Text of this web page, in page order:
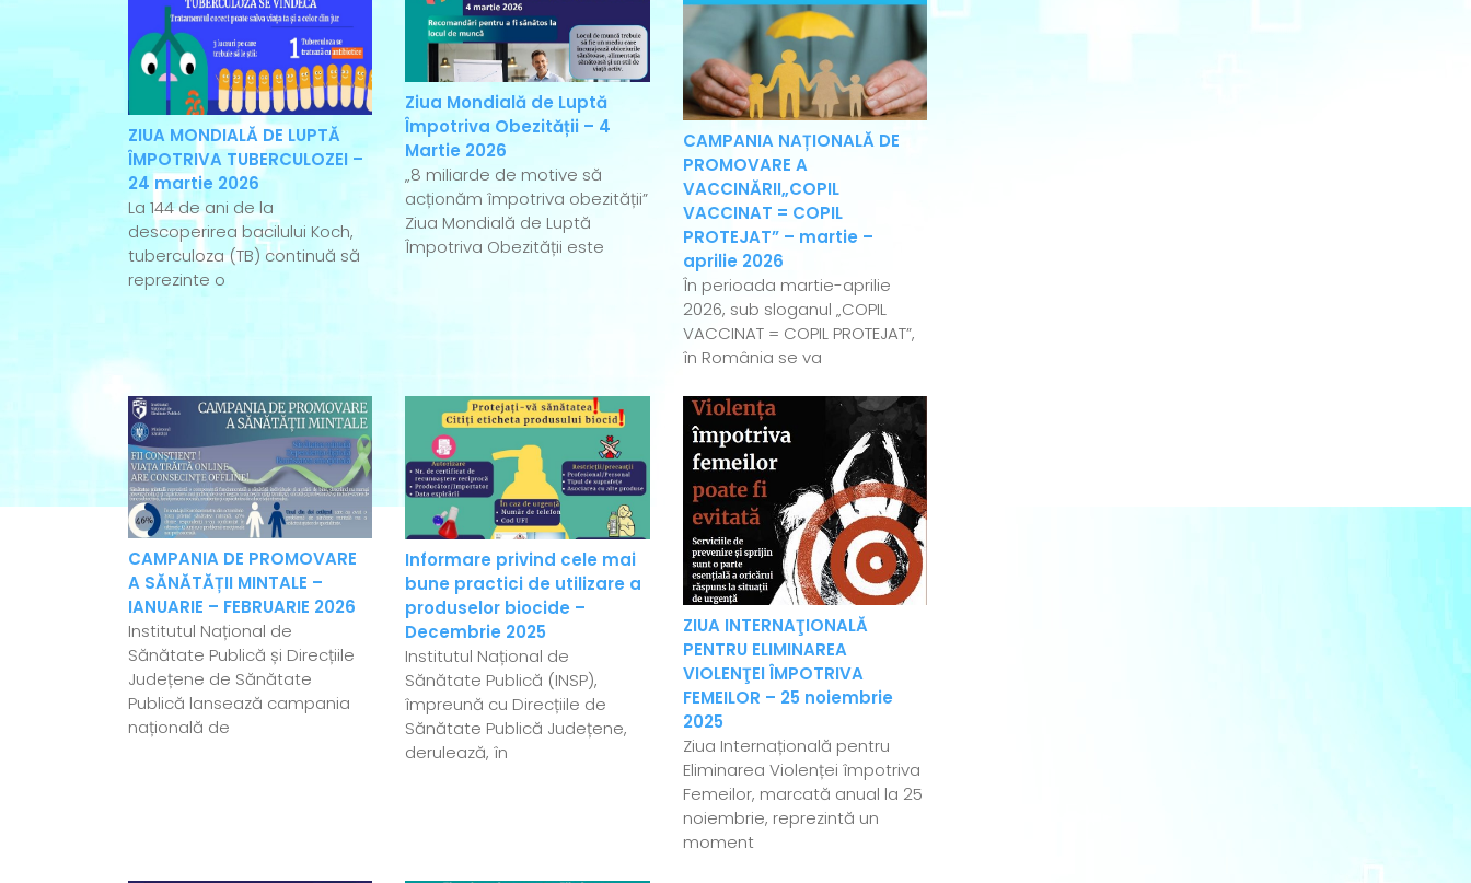
ZIUA MONDIALĂ DE LUPTĂ
ÎMPOTRIVA TUBERCULOZEI –
24 martie 2026
La 144 de ani de la
descoperirea bacilului Koch,
tuberculoza (TB) continuă să
reprezinte o
Ziua Mondială de Luptă
Împotriva Obezității – 4
Martie 2026
„8 miliarde de motive să
acționăm împotriva obezității”
Ziua Mondială de Luptă
Împotriva Obezității este
CAMPANIA NAȚIONALĂ DE
PROMOVARE A
VACCINĂRII„COPIL
VACCINAT = COPIL
PROTEJAT” – martie –
aprilie 2026
În perioada martie-aprilie
2026, sub sloganul „COPIL
VACCINAT = COPIL PROTEJAT”,
în România se va
CAMPANIA DE PROMOVARE
A SĂNĂTĂȚII MINTALE –
IANUARIE – FEBRUARIE 2026
Institutul Național de
Sănătate Publică și Direcțiile
Județene de Sănătate
Publică lansează campania
națională de
Informare privind cele mai
bune practici de utilizare a
produselor biocide –
Decembrie 2025
Institutul Național de
Sănătate Publică (INSP),
împreună cu Direcțiile de
Sănătate Publică Județene,
derulează, în
ZIUA INTERNAŢIONALĂ
PENTRU ELIMINAREA
VIOLENŢEI ÎMPOTRIVA
FEMEILOR – 25 noiembrie
2025
Ziua Internațională pentru
Eliminarea Violenței împotriva
Femeilor, marcată anual la 25
noiembrie, reprezintă un
moment